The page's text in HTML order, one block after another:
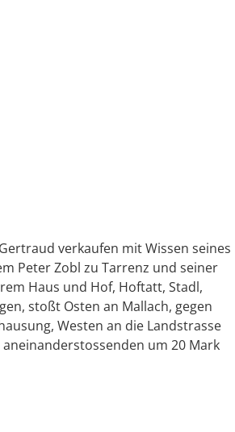
verkaufen mit Wissen seines
Peter Zobl zu Tarrenz und seiner
Haus und Hof, Hoftatt, Stadl,
stoßt Osten an Mallach, gegen
Westen an die Landstrasse
um 20 Mark